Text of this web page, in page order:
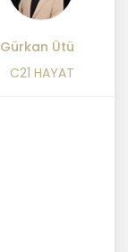
Gürkan Ütü
C21 HAYAT